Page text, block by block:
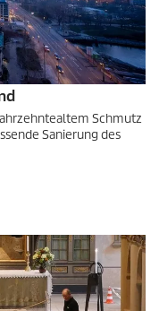
Schmutz
Sanierung des